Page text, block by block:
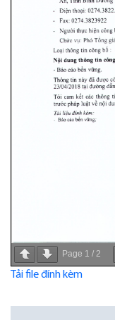
Page 1 / 2
Tải file đính kèm